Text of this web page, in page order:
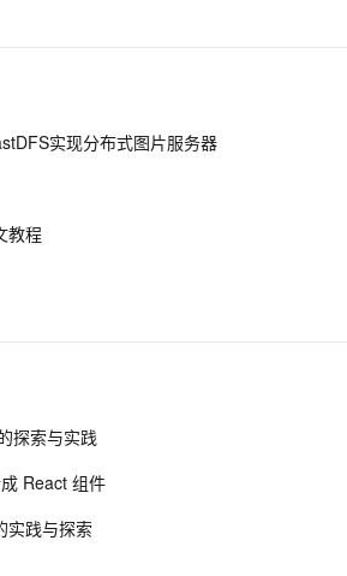
VantUI 写一个移动端脚手架 系列
Ant design of Vue
渲染：vnode 到真实 DOM 是如何
实现分布式图片服务器
教程
探索与实践
React 组件
实践与探索